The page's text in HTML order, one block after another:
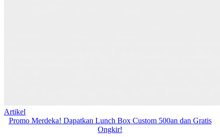
Artikel
Promo Merdeka! Dapatkan Lunch Box Custom 500an dan Gratis
Ongkir!